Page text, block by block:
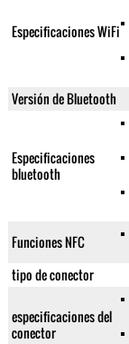
Especificaciones WiFi
Versión de Bluetooth
Especificaciones
bluetooth
Funciones NFC
tipo de conector
especificaciones del
conector